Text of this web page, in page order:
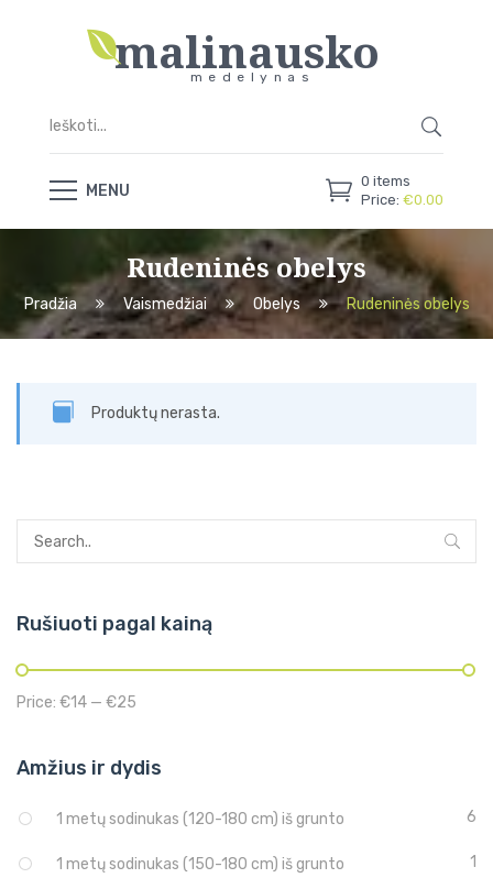
malinausko
medelynas
0 items
Price: €0.00
MENU
Rudeninės obelys
Pradžia Vaismedžiai Obelys Rudeninės obelys
Produktų nerasta.
Rušiuoti pagal kainą
Price: €14 — €25
Amžius ir dydis
1 metų sodinukas (120-180 cm) iš grunto 6
1 metų sodinukas (150-180 cm) iš grunto 1